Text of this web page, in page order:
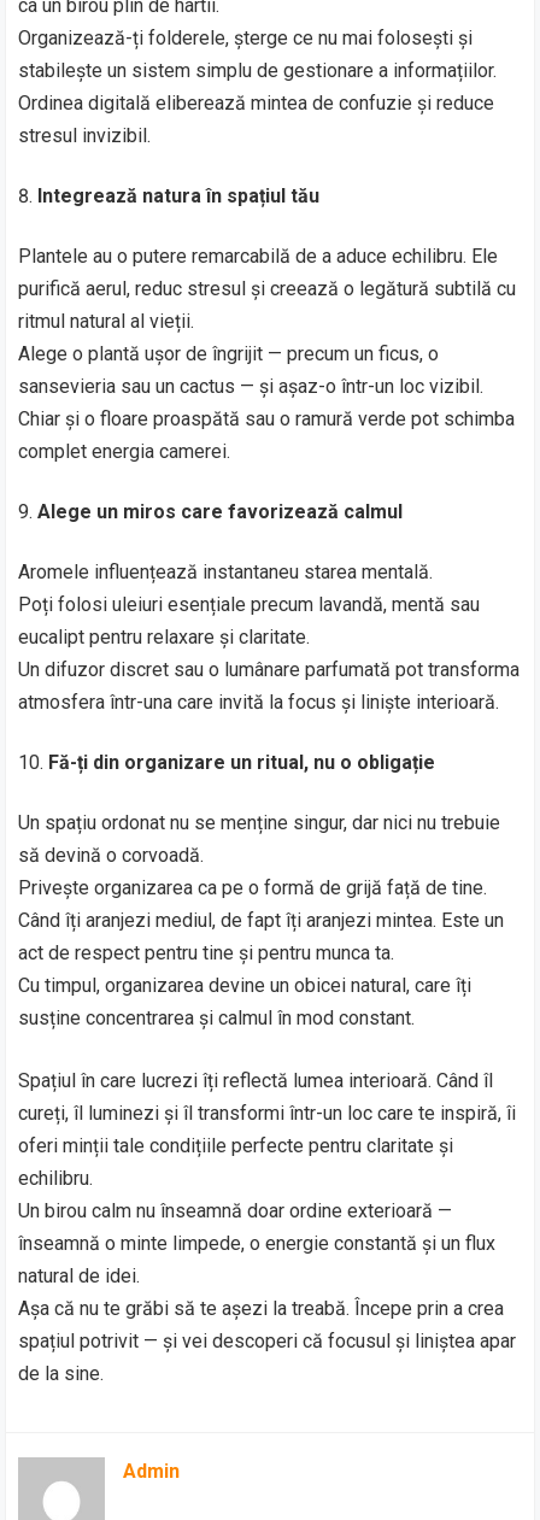
ca un birou plin de hârtii.
Organizează-ți folderele, șterge ce nu mai folosești și
stabilește un sistem simplu de gestionare a informațiilor.
Ordinea digitală eliberează mintea de confuzie și reduce
stresul invizibil.
Integrează natura în spațiul tău
Plantele au o putere remarcabilă de a aduce echilibru. Ele
purifică aerul, reduc stresul și creează o legătură subtilă cu
ritmul natural al vieții.
Alege o plantă ușor de îngrijit — precum un ficus, o
sansevieria sau un cactus — și așaz-o într-un loc vizibil.
Chiar și o floare proaspătă sau o ramură verde pot schimba
complet energia camerei.
Alege un miros care favorizează calmul
Aromele influențează instantaneu starea mentală.
Poți folosi uleiuri esențiale precum lavandă, mentă sau
eucalipt pentru relaxare și claritate.
Un difuzor discret sau o lumânare parfumată pot transforma
atmosfera într-una care invită la focus și liniște interioară.
Fă-ți din organizare un ritual, nu o obligație
Un spațiu ordonat nu se menține singur, dar nici nu trebuie
să devină o corvoadă.
Privește organizarea ca pe o formă de grijă față de tine.
Când îți aranjezi mediul, de fapt îți aranjezi mintea. Este un
act de respect pentru tine și pentru munca ta.
Cu timpul, organizarea devine un obicei natural, care îți
susține concentrarea și calmul în mod constant.
Spațiul în care lucrezi îți reflectă lumea interioară. Când îl
cureți, îl luminezi și îl transformi într-un loc care te inspiră, îi
oferi minții tale condițiile perfecte pentru claritate și
echilibru.
Un birou calm nu înseamnă doar ordine exterioară —
înseamnă o minte limpede, o energie constantă și un flux
natural de idei.
Așa că nu te grăbi să te așezi la treabă. Începe prin a crea
spațiul potrivit — și vei descoperi că focusul și liniștea apar
de la sine.
Admin